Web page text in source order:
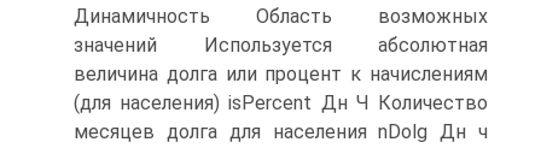
Динамичность Область возможных
значений Используется абсолютная
величина долга или процент к начислениям
(для населения) isPercent Дн Ч Количество
месяцев долга для населения nDolg Дн ч